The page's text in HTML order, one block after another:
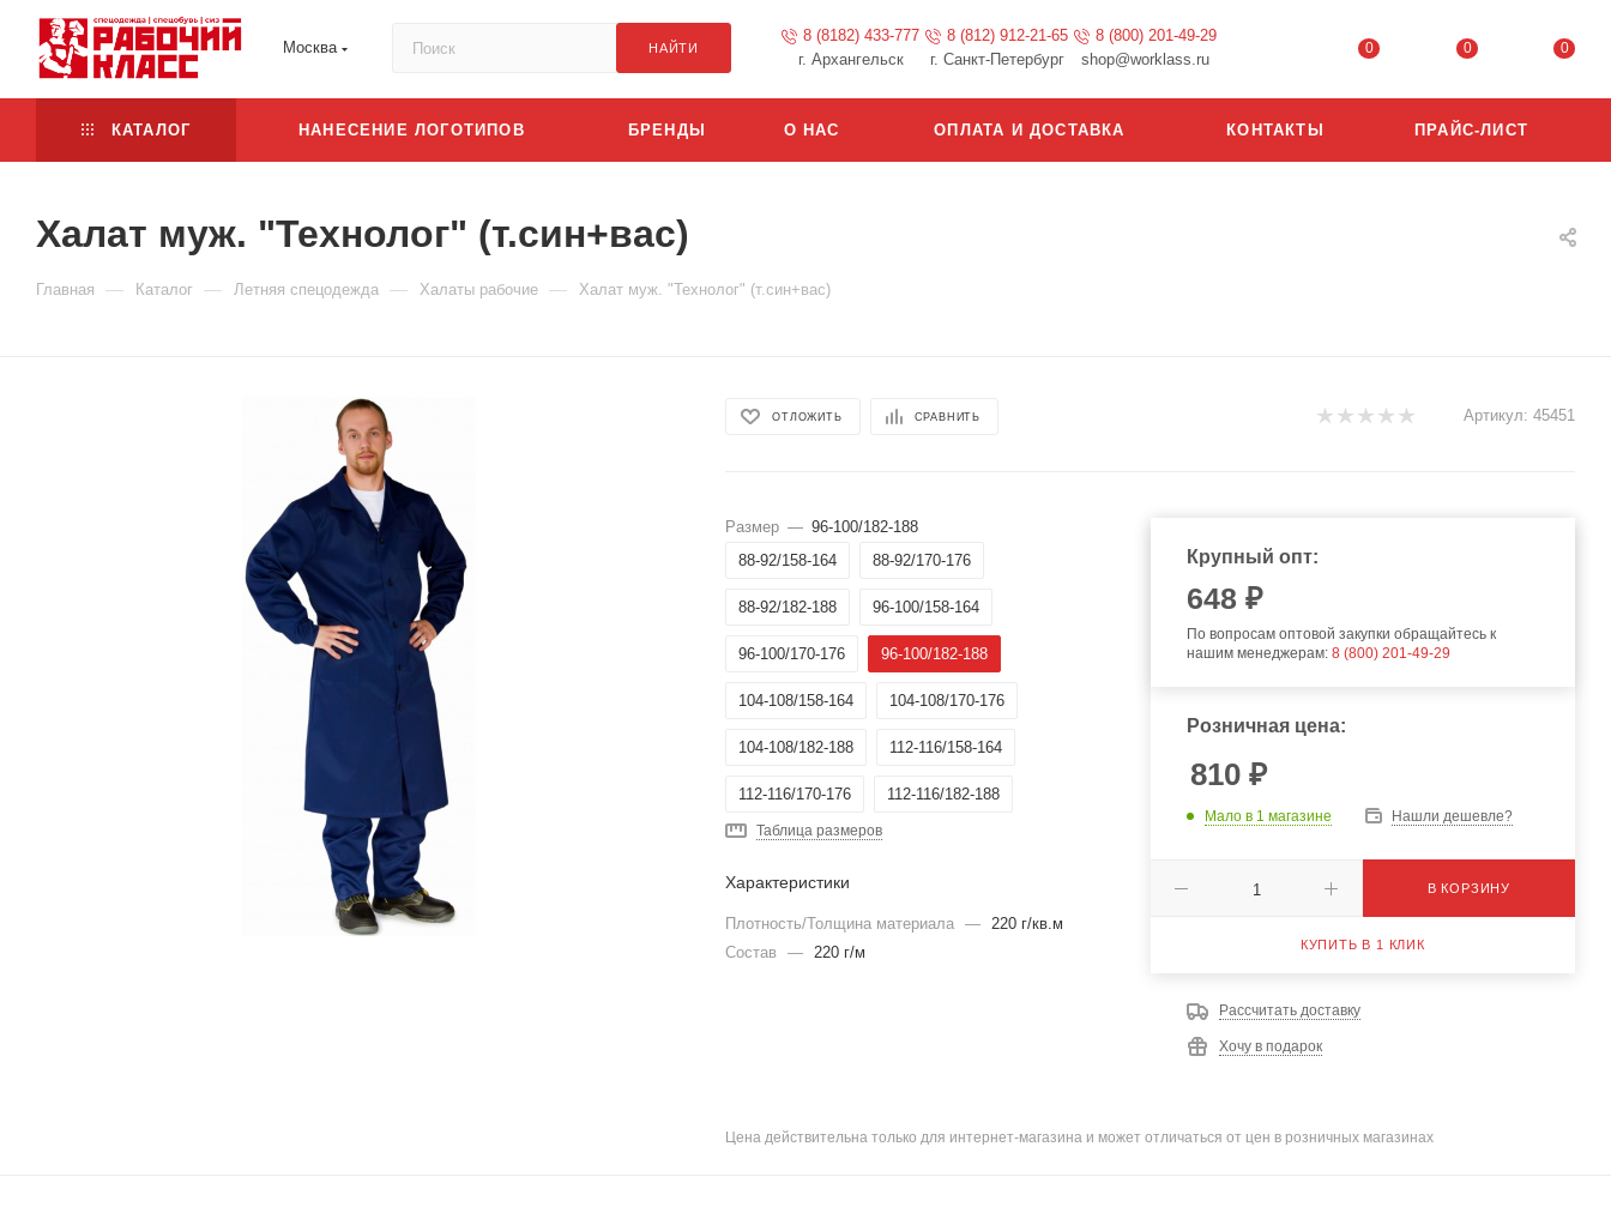
Москва НАЙТИ
8 (8182) 433-777
г. Архангельск
8 (812) 912-21-65
г. Санкт-Петербург
8 (800) 201-49-29
shop@worklass.ru
0 0 0
КАТАЛОГ НАНЕСЕНИЕ ЛОГОТИПОВ БРЕНДЫ О НАС ОПЛАТА И ДОСТАВКА КОНТАКТЫ ПРАЙС-ЛИСТ
Халат муж. "Технолог" (т.син+вас)
Главная — Каталог — Летняя спецодежда — Халаты рабочие — Халат муж. "Технолог" (т.син+вас)
ОТЛОЖИТЬ СРАВНИТЬ Артикул: 45451
Размер — 96-100/182-188
88-92/158-164
88-92/170-176
88-92/182-188 96-100/158-164
96-100/170-176 96-100/182-188
104-108/158-164 104-108/170-176
104-108/182-188 112-116/158-164
112-116/170-176 112-116/182-188
120-124/170-176
128-132/170-176
80-84/158-164 80-84/170-176
Таблица размеров
Характеристики
Плотность/Толщина материала —
220 г/кв.м
Состав
— 220 г/м
Крупный опт:
648 ₽
По вопросам оптовой закупки обращайтесь к
нашим менеджерам: 8 (800) 201-49-29
Розничная цена:
810₽
Мало в 1 магазине Нашли дешевле?
В КОРЗИНУ
КУПИТЬ В 1 КЛИК
Рассчитать доставку
Хочу в подарок
Цена действительна только для интернет-магазина и может отличаться от цен в розничных магазинах